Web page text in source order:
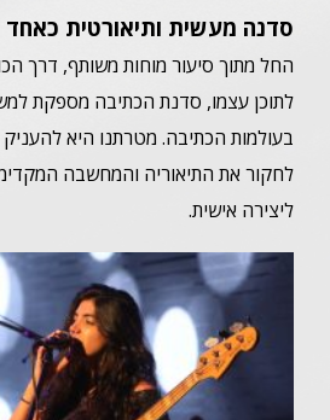
סדנה מעשית ותיאורטית כאחד
החל מתוך סיעור מוחות משותף, דרך
לתוכן עצמו, סדנת הכתיבה מספקת
בעולמות הכתיבה. מטרתנו היא
לחקור את התיאוריה והמחשבה
ליצירה אישית.